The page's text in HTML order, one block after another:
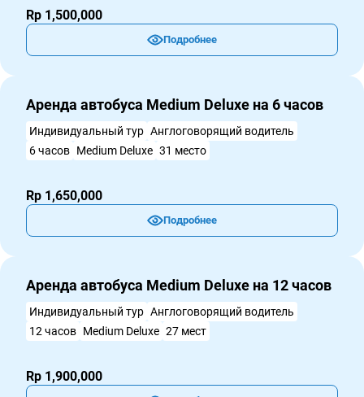
Rp 1,500,000
Подробнее
Аренда автобуса Medium Deluxe на 6 часов
Индивидуальный тур Англоговорящий водитель
6 часов Medium Deluxe 31 место
Rp 1,650,000
Подробнее
Аренда автобуса Medium Deluxe на 12 часов
Индивидуальный тур Англоговорящий водитель
12 часов Medium Deluxe 27 мест
Rp 1,900,000